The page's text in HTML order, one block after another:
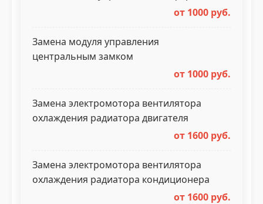
от 1000 руб.
Замена модуля управления
центральным замком
от 1000 руб.
Замена электромотора вентилятора
охлаждения радиатора двигателя
от 1600 руб.
Замена электромотора вентилятора
охлаждения радиатора кондиционера
от 1600 руб.